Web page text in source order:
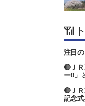
📶
注目
🔴Ｊ
ー‼」
🔴Ｊ
記念